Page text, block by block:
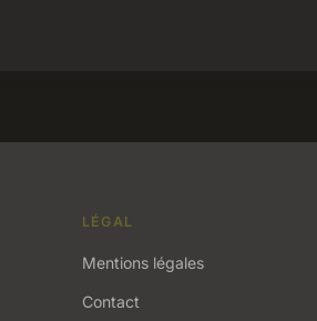
LÉGAL
Mentions légales
Contact